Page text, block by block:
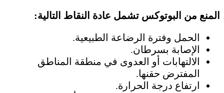
المنع من البوتوكس تشمل عادة النقاط التالية:
الحمل وفترة الرضاعة الطبيعية.
الإصابة بسرطان.
الالتهابات أو العدوى في منطقة المناطق
المفترض حقنها.
ارتفاع درجة الحرارة.